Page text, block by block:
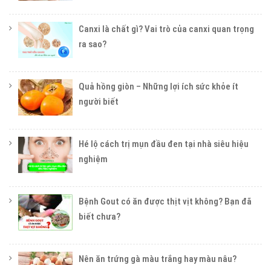
Canxi là chất gì? Vai trò của canxi quan trọng
ra sao?
Quả hồng giòn – Những lợi ích sức khỏe ít
người biết
Hé lộ cách trị mụn đầu đen tại nhà siêu hiệu
nghiệm
Bệnh Gout có ăn được thịt vịt không? Bạn đã
biết chưa?
Nên ăn trứng gà màu trắng hay màu nâu?